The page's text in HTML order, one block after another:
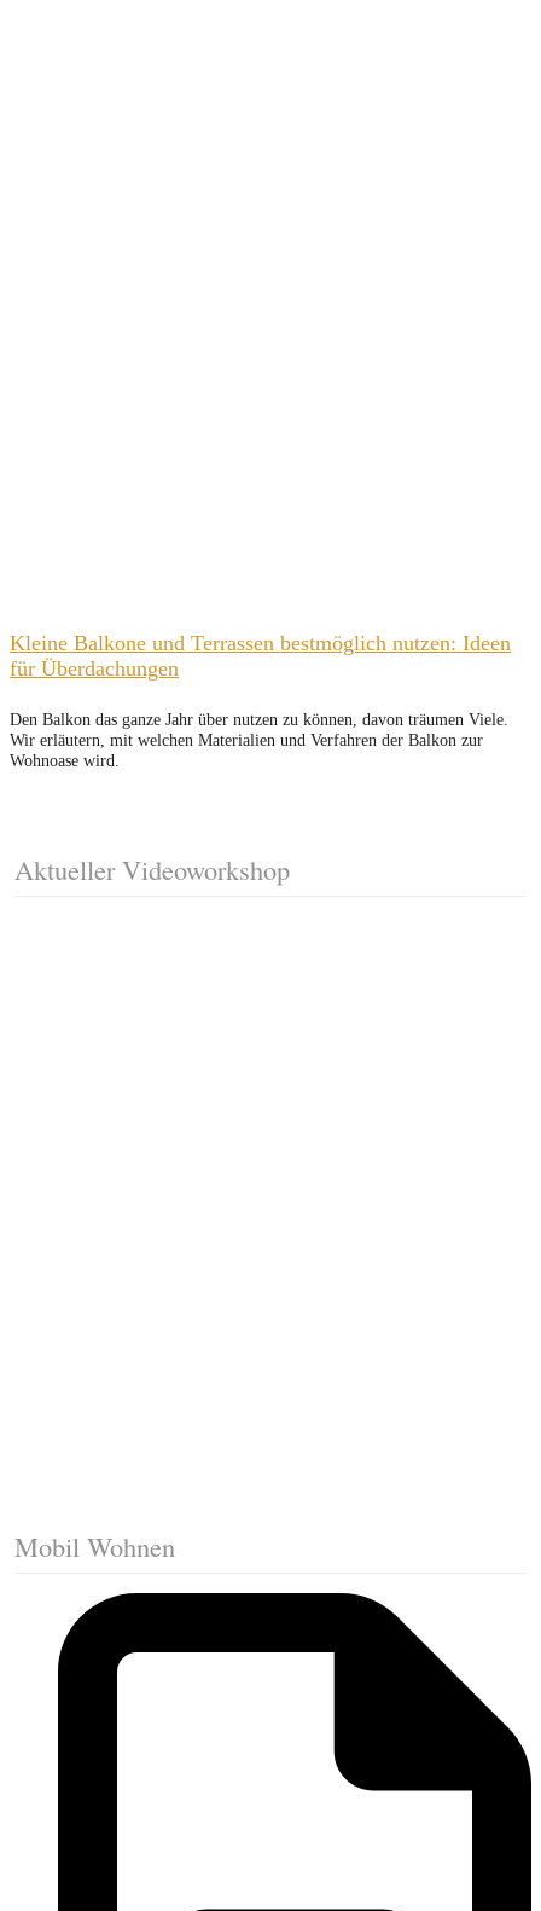
Kleine Balkone und Terrassen bestmöglich nutzen: Ideen
für Überdachungen
Den Balkon das ganze Jahr über nutzen zu können, davon träumen Viele.
Wir erläutern, mit welchen Materialien und Verfahren der Balkon zur
Wohnoase wird.
Aktueller Videoworkshop
Mobil Wohnen